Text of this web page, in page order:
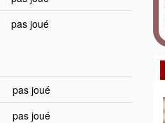
pas joué
pas joué
pas joué